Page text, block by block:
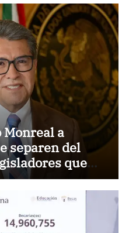
Monreal a
separen del
que